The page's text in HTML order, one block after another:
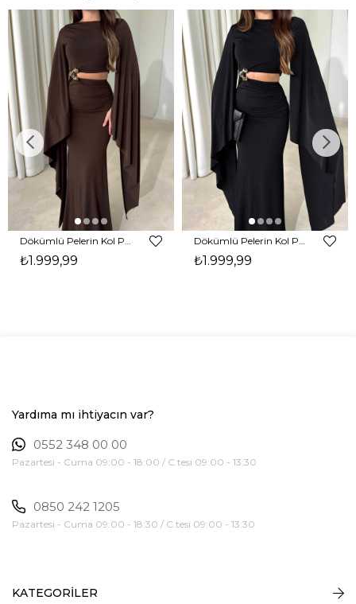
₺1.999,99 ₺1.999,99
Yardıma mı ihtiyacın var?
0552 348 00 00
Pazartesi - Cuma 09:00 - 18:00 / C.tesi 09:00 - 13:30
0850 242 1205
Pazartesi - Cuma 09:00 - 18:30 / C.tesi 09:00 - 13:30
KATEGORİLER